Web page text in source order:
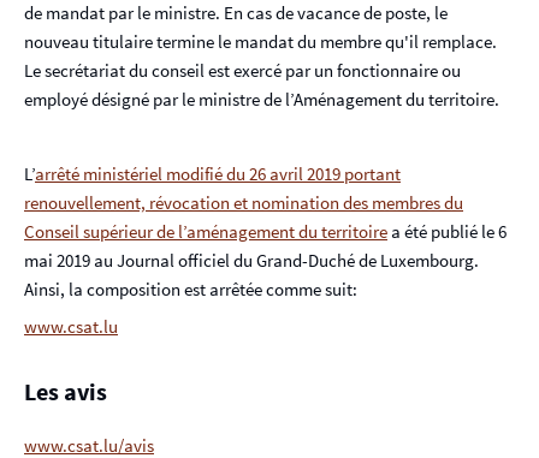
de mandat par le ministre. En cas de vacance de poste, le
nouveau titulaire termine le mandat du membre qu'il remplace.
Le secrétariat du conseil est exercé par un fonctionnaire ou
employé désigné par le ministre de l’Aménagement du territoire.
L’arrêté ministériel modifié du 26 avril 2019 portant
renouvellement, révocation et nomination des membres du
Conseil supérieur de l’aménagement du territoire a été publié le 6
mai 2019 au Journal officiel du Grand-Duché de Luxembourg.
Ainsi, la composition est arrêtée comme suit:
www.csat.lu
Les avis
www.csat.lu/avis